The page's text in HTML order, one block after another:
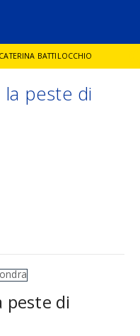
CATERINA BATTILOCCHIO
DE CATALDO
peste di
peste di